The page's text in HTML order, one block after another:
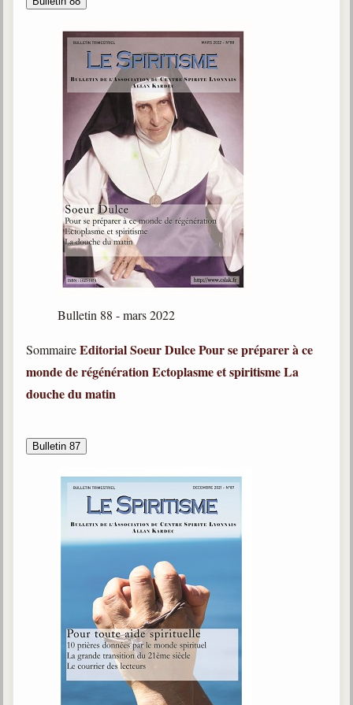
Bulletin 88 - mars 2022
SommaireEditorialSoeur DulcePour se préparer à ce
monde de régénérationEctoplasme et spiritismeLa
douche du matin
Bulletin 87